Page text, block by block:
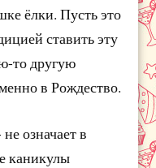
ёлки. Пусть это
ставить эту
то другую
в Рождество.
означает в
каникулы